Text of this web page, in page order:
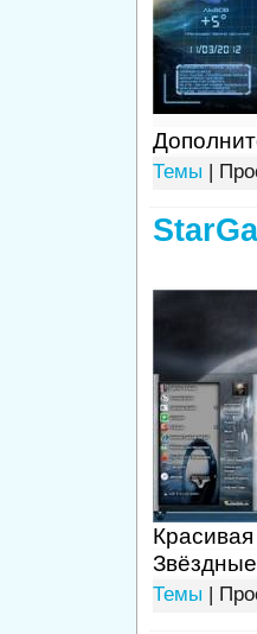
Темы |
Темы |